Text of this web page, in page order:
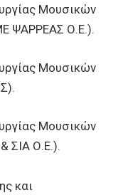
Μουσικών
ΨΑΡΡΕΑΣ Ο.Ε.).
Μουσικών
Μουσικών
ΣΙΑ Ο.Ε.).
και